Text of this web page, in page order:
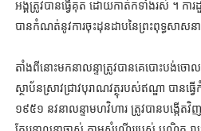
អង្គត្រូវបានធ្វើគុត ដោយកាត់កទាំងរស់ ។ ក
បានកំណត់នូវការចុះដុនដាបនៃព្រះពុទ្ធសាស
តាំងពីនោះមកនាលន្ទាត្រូវបានគេបោះបង់ច
ស្ថាប័នស្រាវជ្រាវបុរាណវត្ថុរបស់ឥណ្ឌា បាន
១៩៥១ នវនាលន្ទាមហវិហារ ត្រូវបានបង្កើតវិ